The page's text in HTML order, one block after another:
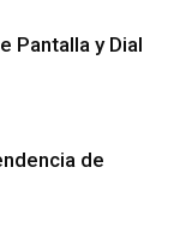
Pantalla y Dial
de